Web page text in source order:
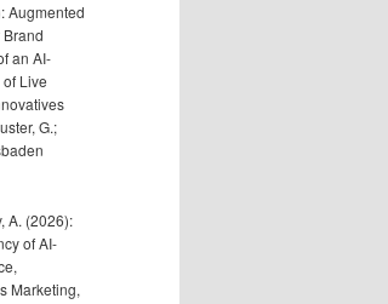
Augmented
an AI-
Live
G.;
A. (2026):
of AI-
Marketing,